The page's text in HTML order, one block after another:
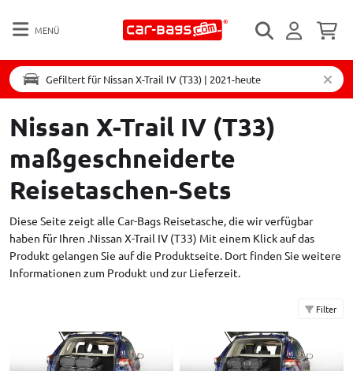
MENÜ
Gefiltert für Nissan X-Trail IV (T33) | 2021-heute
Nissan X-Trail IV (T33)
maßgeschneiderte
Reisetaschen-Sets
Diese Seite zeigt alle Car-Bags Reisetasche, die wir verfügbar
haben für Ihren .Nissan X-Trail IV (T33) Mit einem Klick auf das
Produkt gelangen Sie auf die Produktseite. Dort finden Sie weitere
Informationen zum Produkt und zur Lieferzeit.
Filter